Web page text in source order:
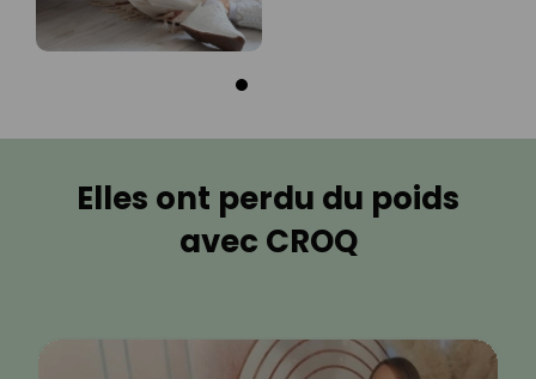
Elles ont perdu du poids
avec CROQ